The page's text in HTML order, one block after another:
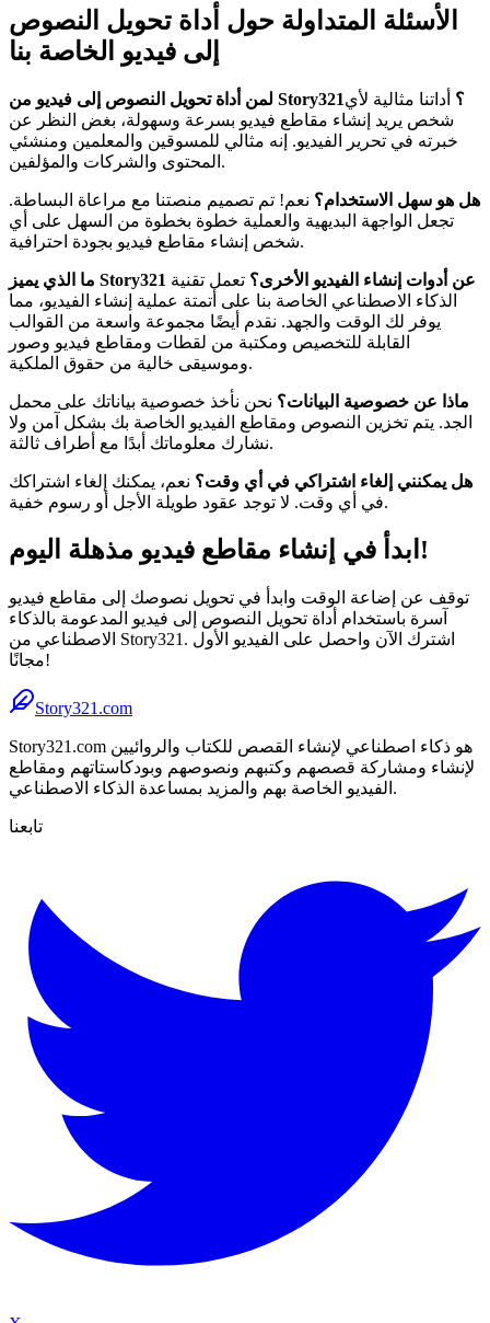
الأسئلة المتداولة حول أداة تحويل النصوص
إلى فيديو الخاصة بنا
لمن أداة تحويل النصوص إلى فيديو من Story321؟ أداتنا مثالية لأي
شخص يريد إنشاء مقاطع فيديو بسرعة وسهولة، بغض النظر عن
خبرته في تحرير الفيديو. إنه مثالي للمسوقين والمعلمين ومنشئي
المحتوى والشركات والمؤلفين.
هل هو سهل الاستخدام؟ نعم! تم تصميم منصتنا مع مراعاة البساطة.
تجعل الواجهة البديهية والعملية خطوة بخطوة من السهل على أي
شخص إنشاء مقاطع فيديو بجودة احترافية.
ما الذي يميز Story321 عن أدوات إنشاء الفيديو الأخرى؟ تعمل تقنية
الذكاء الاصطناعي الخاصة بنا على أتمتة عملية إنشاء الفيديو، مما
يوفر لك الوقت والجهد. نقدم أيضًا مجموعة واسعة من القوالب
القابلة للتخصيص ومكتبة من لقطات ومقاطع فيديو وصور
وموسيقى خالية من حقوق الملكية.
ماذا عن خصوصية البيانات؟ نحن نأخذ خصوصية بياناتك على محمل
الجد. يتم تخزين النصوص ومقاطع الفيديو الخاصة بك بشكل آمن ولا
نشارك معلوماتك أبدًا مع أطراف ثالثة.
هل يمكنني إلغاء اشتراكي في أي وقت؟ نعم، يمكنك إلغاء اشتراكك
في أي وقت. لا توجد عقود طويلة الأجل أو رسوم خفية.
ابدأ في إنشاء مقاطع فيديو مذهلة اليوم!
توقف عن إضاعة الوقت وابدأ في تحويل نصوصك إلى مقاطع فيديو
آسرة باستخدام أداة تحويل النصوص إلى فيديو المدعومة بالذكاء
الاصطناعي من Story321. اشترك الآن واحصل على الفيديو الأول
مجانًا!
Story321.com
Story321.com هو ذكاء اصطناعي لإنشاء القصص للكتاب والروائيين
لإنشاء ومشاركة قصصهم وكتبهم ونصوصهم وبودكاستاتهم ومقاطع
الفيديو الخاصة بهم والمزيد بمساعدة الذكاء الاصطناعي.
تابعنا